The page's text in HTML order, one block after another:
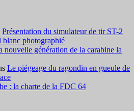
Présentation du simulateur de tir ST-2
photographié
génération de la carabine la
Le piégeage du ragondin en gueule de
: la charte de la FDC 64